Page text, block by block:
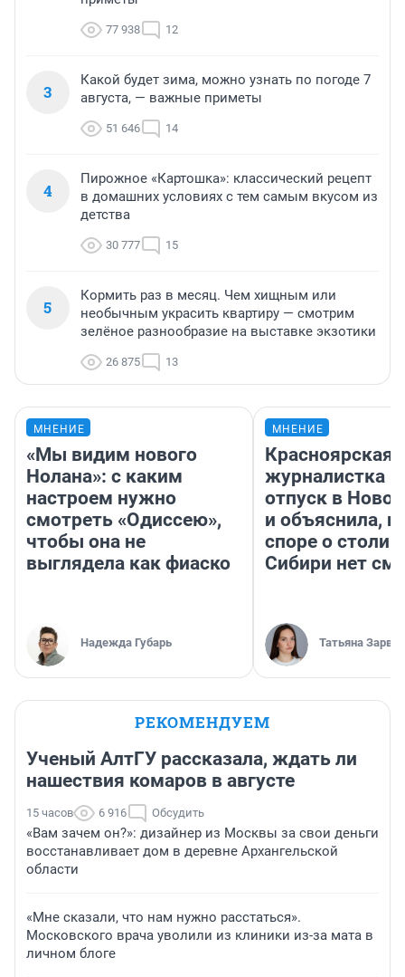
77 938 12
3
Какой будет зима, можно узнать по погоде 7
августа, — важные приметы
51 646 14
4
Пирожное «Картошка»: классический рецепт
в домашних условиях с тем самым вкусом из
детства
30 777 15
5
Кормить раз в месяц. Чем хищным или
необычным украсить квартиру — смотрим
зелёное разнообразие на выставке экзотики
26 875 13
МНЕНИЕ
«Мы видим нового
Нолана»: с каким
настроем нужно
смотреть «Одиссею»,
чтобы она не
выглядела как фиаско
Надежда Губарь
МНЕНИЕ
Красноярская
журналистка
отпуск в
и объяснила,
споре о
Сибири нет
Татьяна Зарва
РЕКОМЕНДУЕМ
Ученый АлтГУ рассказала, ждать ли
нашествия комаров в августе
15 часов 6 916 Обсудить
«Вам зачем он?»: дизайнер из Москвы за свои деньги
восстанавливает дом в деревне Архангельской
области
«Мне сказали, что нам нужно расстаться».
Московского врача уволили из клиники из-за мата в
личном блоге